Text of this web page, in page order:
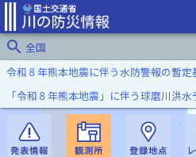
search 全国